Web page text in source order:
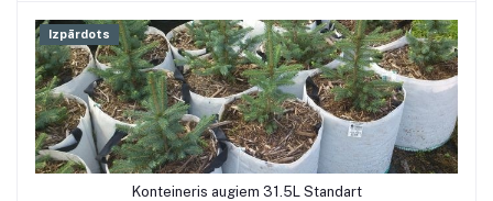
Izpārdots
Konteineris augiem 31.5L Standart